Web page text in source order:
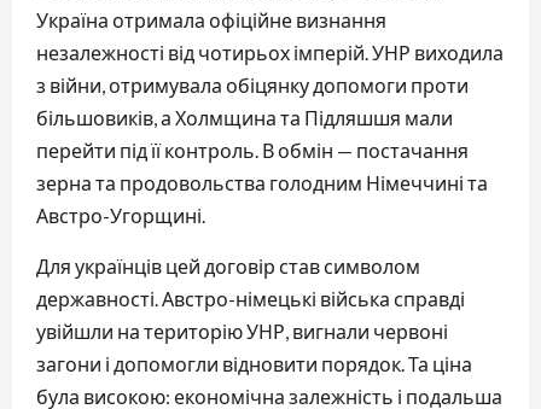
Україна отримала офіційне визнання
незалежності від чотирьох імперій. УНР виходила
з війни, отримувала обіцянку допомоги проти
більшовиків, а Холмщина та Підляшшя мали
перейти під її контроль. В обмін — постачання
зерна та продовольства голодним Німеччині та
Австро-Угорщині.
Для українців цей договір став символом
державності. Австро-німецькі війська справді
увійшли на територію УНР, вигнали червоні
загони і допомогли відновити порядок. Та ціна
була високою: економічна залежність і подальша